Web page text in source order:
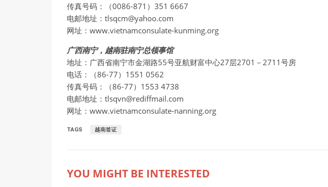
传真号码：（0086-871）351 6667
电邮地址：tlsqcm@yahoo.com
网址：www.vietnamconsulate-kunming.org
广西南宁，越南驻南宁总领事馆
地址：广西省南宁市金湖路55号亚航财富中心27层2701－2711号房
电话：（86-77）1551 0562
传真号码：（86-77）1553 4738
电邮地址：tlsqvn@rediffmail.com
网址：www.vietnamconsulate-nanning.org
TAGS 越南签证
YOU MIGHT BE INTERESTED